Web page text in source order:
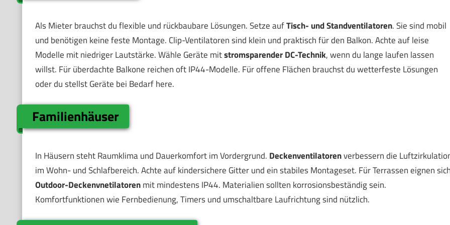
Als Mieter brauchst du flexible und rückbaubare Lösungen. Setze aufTisch- und Standventilatoren. Sie sind mobil
und benötigen keine feste Montage. Clip-Ventilatoren sind klein und praktisch für den Balkon. Achte auf leise
Modelle mit niedriger Lautstärke. Wähle Geräte mitstromsparender DC-Technik, wenn du lange laufen lassen
willst. Für überdachte Balkone reichen oft IP44-Modelle. Für offene Flächen brauchst du wetterfeste Lösungen
oder du stellst Geräte bei Bedarf here.
Familienhäuser
In Häusern steht Raumklima und Dauerkomfort im Vordergrund. Deckenventilatorenverbessern die
im Wohn- und Schlafbereich. Achte auf kindersichere Gitter und ein stabiles Montageset. Für Terrassen eignen
Outdoor-Deckenvnetilatorenmit mindestens IP44. Materialien sollten korrosionsbeständig sein.
Komfortfunktionen wie Fernbedienung, Timers und umschaltbare Laufrichtung sind nützlich.